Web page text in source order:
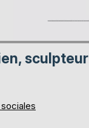
sculpteur